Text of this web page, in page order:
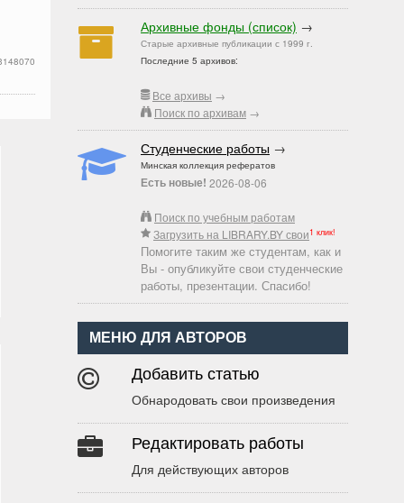
Архивные фонды (список) →
Старые архивные публикации с 1999 г.
Последние 5 архивов:
Все архивы →
Поиск по архивам →
Студенческие работы →
Минская коллекция рефератов
Есть новые! 2026-08-06
Поиск по учебным работам
Загрузить на LIBRARY.BY свои1 клик!
Помогите таким же студентам, как и
Вы - опубликуйте свои студенческие
работы, презентации. Спасибо!
МЕНЮ ДЛЯ АВТОРОВ
Добавить статью
Обнародовать свои произведения
Редактировать работы
Для действующих авторов